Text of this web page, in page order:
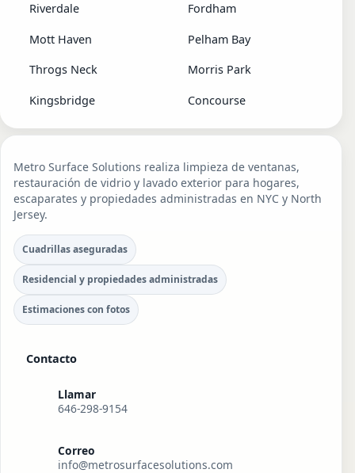
Riverdale Fordham
Mott Haven Pelham Bay
Throgs Neck Morris Park
Kingsbridge Concourse
Metro Surface Solutions realiza limpieza de ventanas,
restauración de vidrio y lavado exterior para hogares,
escaparates y propiedades administradas en NYC y North
Jersey.
Cuadrillas aseguradas
Residencial y propiedades administradas
Estimaciones con fotos
Contacto
Llamar
646-298-9154
Correo
info@metrosurfacesolutions.com